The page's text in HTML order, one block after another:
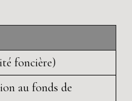
foncière)
au fonds de